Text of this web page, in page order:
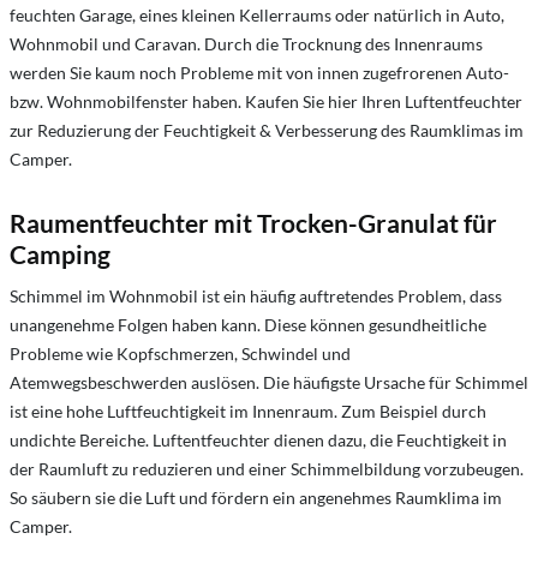
feuchten Garage, eines kleinen Kellerraums oder natürlich in Auto,
Wohnmobil und Caravan. Durch die Trocknung des Innenraums
werden Sie kaum noch Probleme mit von innen zugefrorenen Auto-
bzw. Wohnmobilfenster haben. Kaufen Sie hier Ihren Luftentfeuchter
zur Reduzierung der Feuchtigkeit & Verbesserung des Raumklimas im
Camper.
Raumentfeuchter mitTrocken-Granulat für
Camping
Schimmel im Wohnmobil ist ein häufig auftretendes Problem, dass
unangenehme Folgen haben kann. Diese können gesundheitliche
Probleme wie Kopfschmerzen, Schwindel und
Atemwegsbeschwerden auslösen. Die häufigste Ursache für Schimmel
ist eine hohe Luftfeuchtigkeit im Innenraum. Zum Beispiel durch
undichte Bereiche. Luftentfeuchter dienen dazu, die Feuchtigkeit in
der Raumluft zu reduzieren und einer Schimmelbildung vorzubeugen.
So säubern sie die Luft und fördern ein angenehmes Raumklima im
Camper.